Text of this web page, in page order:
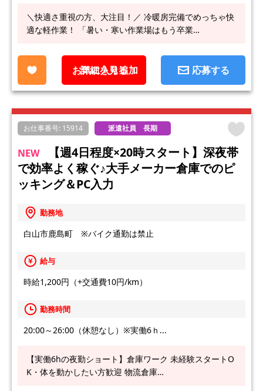
＼快適さ重視の方、大注目！／ 冷暖房完備でめっちゃ快
適な軽作業！ 「暑い・寒い作業場はもう卒業…
お気に入り追加
詳細を見る 応募する
お仕事番号: 15914 派遣社員 長期
NEW
【週4日程度×20時スタート】深夜帯
で効率よく稼ぐ♪大手メーカー倉庫でのピ
ッキング＆PC入力
勤務地
白山市鹿島町 ※バイク通勤は禁止
給与
時給1,200円（+交通費10円/km）
勤務時間
20:00～26:00（休憩なし）※実働6ｈ...
【実働6hの夜勤ショート】倉庫ワーク 未経験スタートO
K・体を動かしたい方歓迎 物流倉庫…